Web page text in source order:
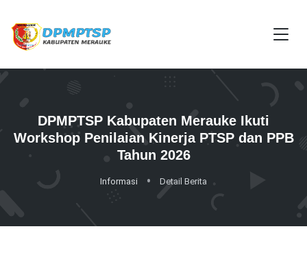
DPMPTSP Kabupaten Merauke Ikuti
Workshop Penilaian Kinerja PTSP dan PPB
Tahun 2026
Informasi Detail Berita